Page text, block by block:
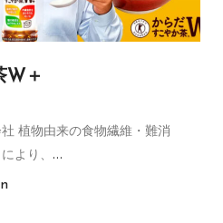
W＋
植物由来の食物繊維・難消
より、 …